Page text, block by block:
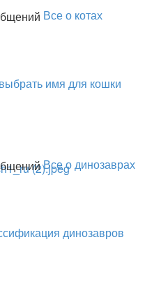
Все о котах
имя для кошки
Все о динозаврах
динозавров